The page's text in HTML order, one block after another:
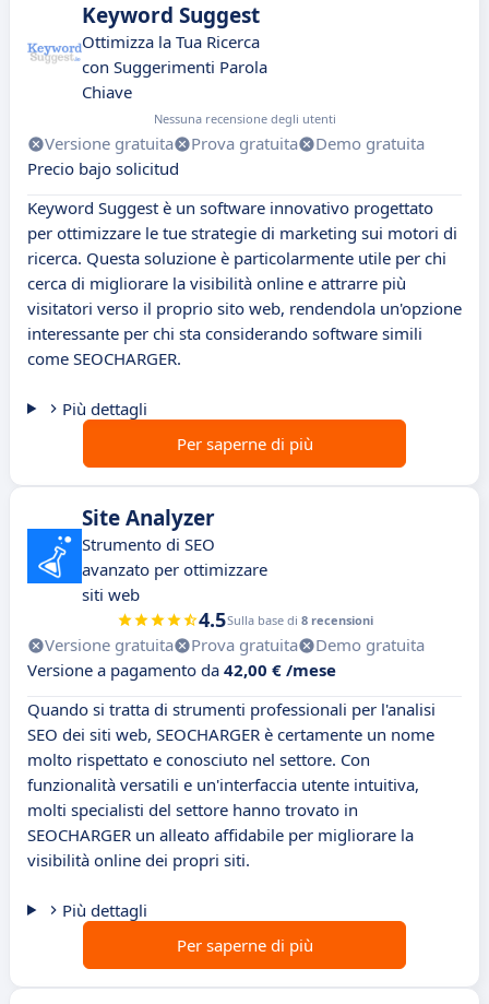
Keyword Suggest
Ottimizza la Tua Ricerca
con Suggerimenti Parola
Chiave
Nessuna recensione degli utenti
Versione gratuita Prova gratuita
Demo gratuita
Precio bajo solicitud
Keyword Suggest è un software innovativo progettato
per ottimizzare le tue strategie di marketing sui motori di
ricerca. Questa soluzione è particolarmente utile per chi
cerca di migliorare la visibilità online e attrarre più
visitatori verso il proprio sito web, rendendola un'opzione
interessante per chi sta considerando software simili
come SEOCHARGER.
Più dettagli
Per saperne di più
Site Analyzer
Strumento di SEO
avanzato per ottimizzare
siti web
4.5Sulla base di 8 recensioni
Versione gratuita Prova gratuita
Demo gratuita
Versione a pagamento da 42,00 € /mese
Quando si tratta di strumenti professionali per l'analisi
SEO dei siti web, SEOCHARGER è certamente un nome
molto rispettato e conosciuto nel settore. Con
funzionalità versatili e un'interfaccia utente intuitiva,
molti specialisti del settore hanno trovato in
SEOCHARGER un alleato affidabile per migliorare la
visibilità online dei propri siti.
Più dettagli
Per saperne di più